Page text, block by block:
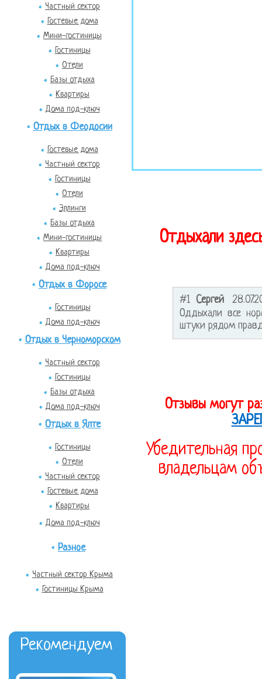
Частный сектор
Гостевые дома
Мини-гостиницы
Гостиницы
Отели
Базы отдыха
Квартиры
Дома под-ключ
Отдых в Феодосии
Гостевые дома
Частный сектор
Гостиницы
Отели
Эллинги
Базы отдыха
Мини-гостиницы
Квартиры
Дома под-ключ
Отдых в Форосе
Гостиницы
Дома под-ключ
Отдых в Черноморском
Частный сектор
Гостиницы
Базы отдыха
Дома под-ключ
Отдых в Ялте
Гостиницы
Отели
Частный сектор
Гостевые дома
Квартиры
Дома под-ключ
Разное
Частный сектор Крыма
Гостиницы Крыма
Рекомендуем
Отдыхали
#1 Сергей
Оддыхали все
штуки рядом
Отзывы могут
Убедительная
владельцам